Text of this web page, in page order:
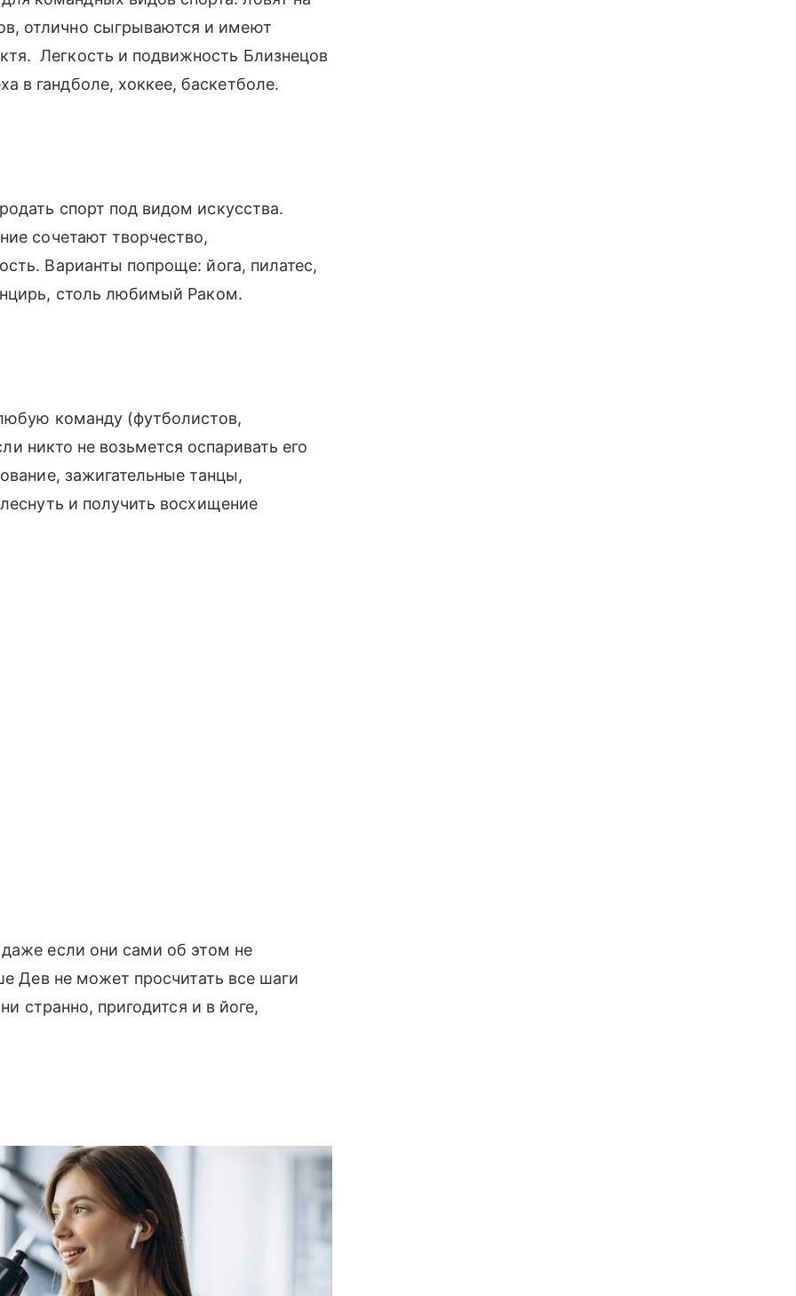
отлично сыгрываются и имеют
Легкость и подвижность Близнецов
в гандболе, хоккее, баскетболе.
спорт под видом искусства.
сочетают творчество,
Варианты попроще: йога, пилатес,
столь любимый Раком.
команду (футболистов,
никто не возьмется оспаривать его
зажигательные танцы,
и получить восхищение
если они сами об этом не
Дев не может просчитать все шаги
странно, пригодится и в йоге,